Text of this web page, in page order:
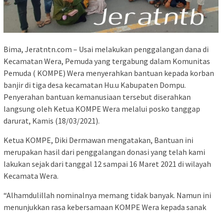
Bima, Jeratntn.com – Usai melakukan penggalangan dana di
Kecamatan Wera, Pemuda yang tergabung dalam Komunitas
Pemuda ( KOMPE) Wera menyerahkan bantuan kepada korban
banjir di tiga desa kecamatan Hu.u Kabupaten Dompu.
Penyerahan bantuan kemanusiaan tersebut diserahkan
langsung oleh Ketua KOMPE Wera melalui posko tanggap
darurat, Kamis (18/03/2021).
Ketua KOMPE, Diki Dermawan mengatakan, Bantuan ini
merupakan hasil dari penggalangan donasi yang telah kami
lakukan sejak dari tanggal 12 sampai 16 Maret 2021 di wilayah
Kecamata Wera.
“Alhamdulillah nominalnya memang tidak banyak. Namun ini
menunjukkan rasa kebersamaan KOMPE Wera kepada sanak